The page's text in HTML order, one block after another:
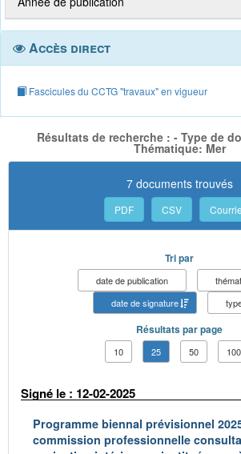
Accès direct
Fascicules du CCTG "travaux" en vigueur
Résultats de recherche : - Type de
Thématique: Mer
7 documents trouvés
PDF CSV
Tri par
date de publication
date de signature
Résultats par page
10 25 50 100
Signé le : 12-02-2025
Programme biennal prévisionnel
commission professionnelle